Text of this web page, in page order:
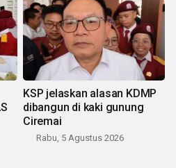
KSP jelaskan alasan KDMP
dibangun di kaki gunung
Ciremai
Rabu, 5 Agustus 2026